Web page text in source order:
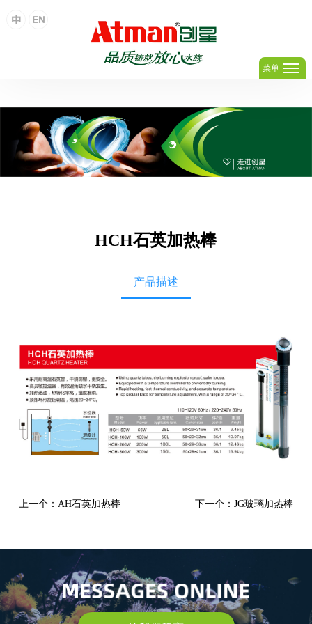
足球网,足球(中国)
菜单
HCH石英加热棒
产品描述
上一个：AH石英加热棒 下一个：JG玻璃加热棒